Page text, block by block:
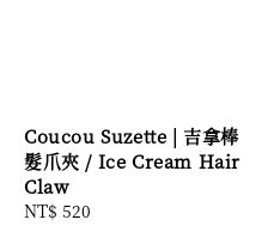
Coucou Suzette | 吉拿棒
髮爪夾 / Ice Cream Hair
Claw
Regular
NT$ 520